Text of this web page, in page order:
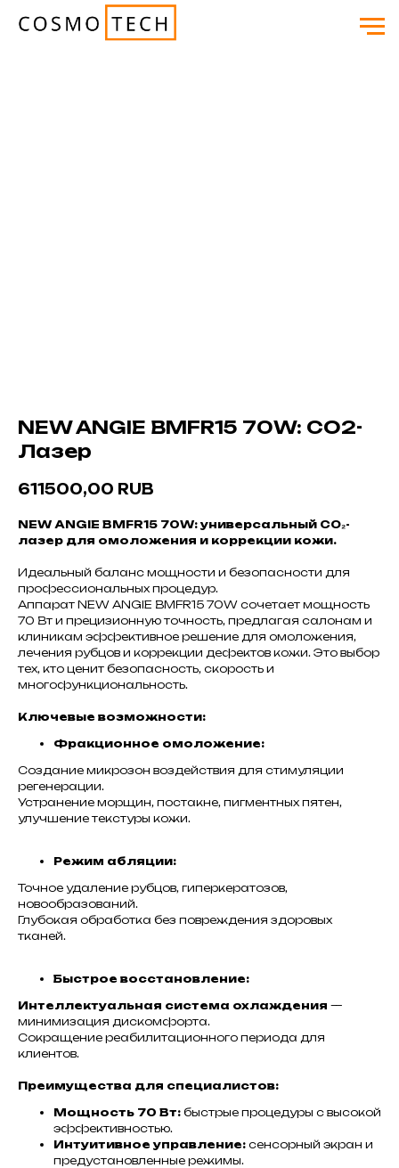
NEW ANGIE BMFR15 70W: CO2-
Лазер
611500,00 RUB
NEW ANGIE BMFR15 70W: универсальный CO₂-
лазер для омоложения и коррекции кожи.
Идеальный баланс мощности и безопасности для
профессиональных процедур.
Аппарат NEW ANGIE BMFR15 70W сочетает мощность
70 Вт и прецизионную точность, предлагая салонам и
клиникам эффективное решение для омоложения,
лечения рубцов и коррекции дефектов кожи. Это выбор
тех, кто ценит безопасность, скорость и
многофункциональность.
Ключевые возможности:
Фракционное омоложение:
Создание микрозон воздействия для стимуляции
регенерации.
Устранение морщин, постакне, пигментных пятен,
улучшение текстуры кожи.
Режим абляции:
Точное удаление рубцов, гиперкератозов,
новообразований.
Глубокая обработка без повреждения здоровых
тканей.
Быстрое восстановление:
Интеллектуальная система охлаждения —
минимизация дискомфорта.
Сокращение реабилитационного периода для
клиентов.
Преимущества для специалистов:
Мощность 70 Вт: быстрые процедуры с высокой
эффективностью.
Интуитивное управление: сенсорный экран и
предустановленные режимы.